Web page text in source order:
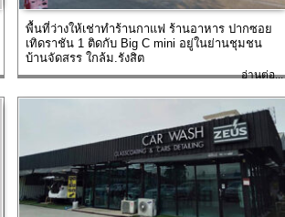
พื้นที่ว่างให้เช่าทำร้านกาแฟ ร้านอาหาร ปากซอย
เทิดราชัน 1 ติดกับ Big C mini อยู่ในย่านชุมชน
บ้านจัดสรร ใกล้ม.รังสิต
อ่านต่อ...